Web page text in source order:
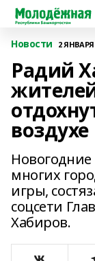
Новости 2 ЯНВАРЯ
Радий
воздухе
многих
игры,
соцсети
Хабиров.